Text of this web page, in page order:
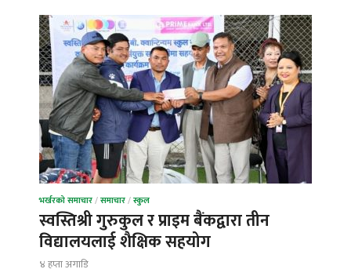
भर्खरको समाचार/समाचार/स्कुल
स्वस्तिश्री गुरुकुल र प्राइम बैंकद्वारा तीन
विद्यालयलाई शैक्षिक सहयोग
४ हप्ता अगाडि